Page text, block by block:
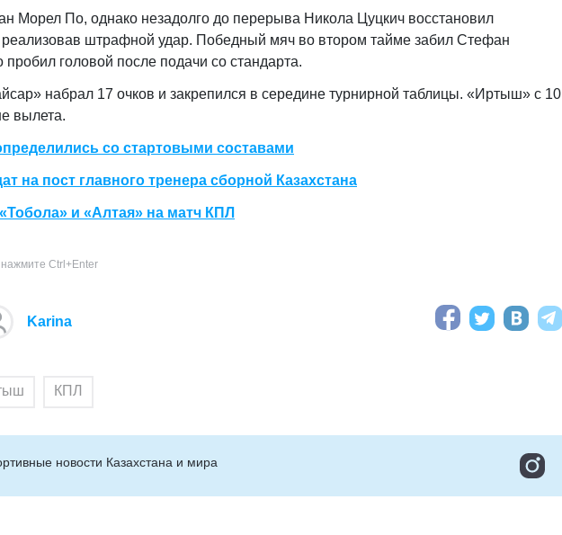
Морел По, однако незадолго до перерыва Никола Цуцкич восстановил
штрафной удар. Победный мяч во втором тайме забил Стефан
пробил головой после подачи со стандарта.
набрал 17 очков и закрепился в середине турнирной таблицы. «Иртыш» с 10
вылета.
со стартовыми составами
на пост главного тренера сборной Казахстана
и «Алтая» на матч КПЛ
Ctrl+Enter
Karina
КПЛ
новости Казахстана и мира